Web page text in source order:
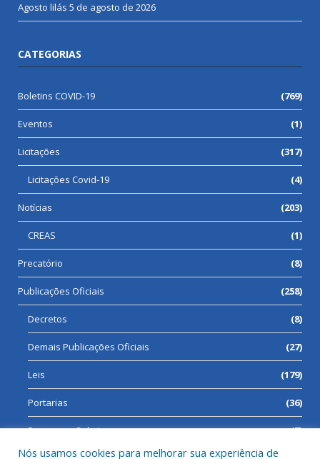
Agosto lilás 5 de agosto de 2026
CATEGORIAS
Boletins COVID-19 (769)
Eventos (1)
Licitações (317)
Licitações Covid-19 (4)
Notícias (203)
CREAS (1)
Precatório (8)
Publicações Oficiais (258)
Decretos (8)
Demais Publicações Oficiais (27)
Leis (179)
Portarias (36)
Processos Seletivos (7)
Nós usamos cookies para melhorar sua experiência de